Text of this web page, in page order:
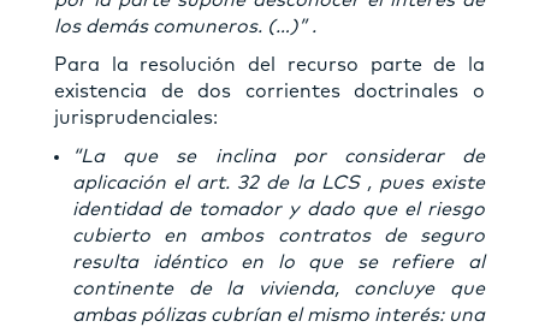
los demás comuneros. (…)” .
Para la resolución del recurso parte de la
existencia de dos corrientes doctrinales o
jurisprudenciales:
“La que se inclina por considerar de
aplicación el art. 32 de la LCS , pues existe
identidad de tomador y dado que el riesgo
cubierto en ambos contratos de seguro
resulta idéntico en lo que se refiere al
continente de la vivienda, concluye que
ambas pólizas cubrían el mismo interés: una